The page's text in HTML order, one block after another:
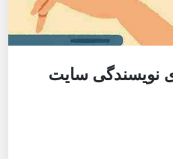
نویسندگی سایت